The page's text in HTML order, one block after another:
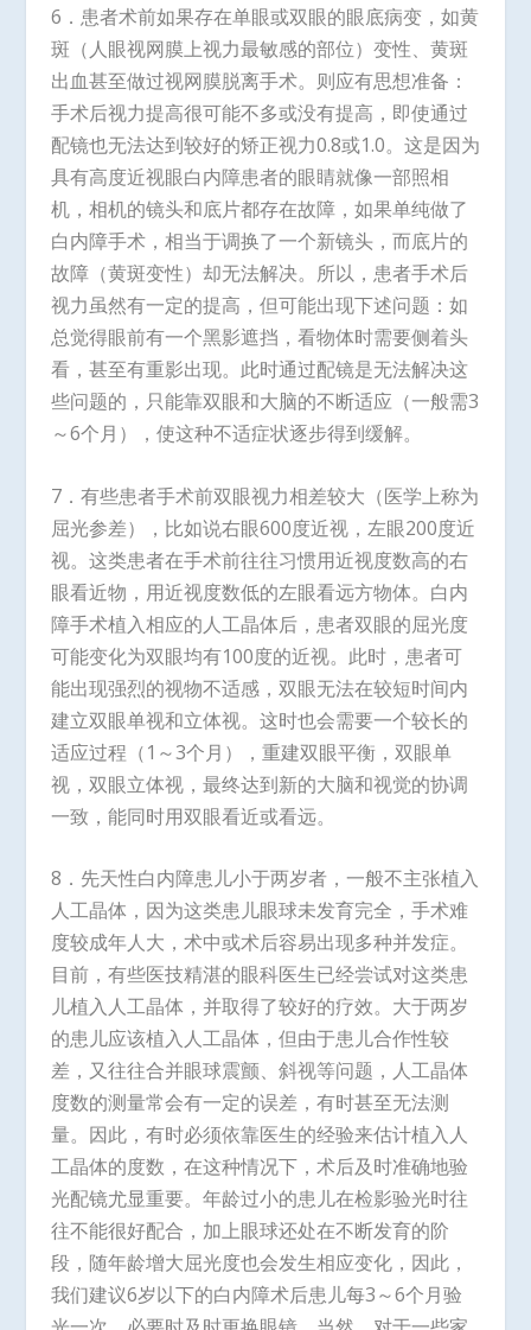
6．患者术前如果存在单眼或双眼的眼底病变，如黄
斑（人眼视网膜上视力最敏感的部位）变性、黄斑
出血甚至做过视网膜脱离手术。则应有思想准备：
手术后视力提高很可能不多或没有提高，即使通过
配镜也无法达到较好的矫正视力0.8或1.0。这是因为
具有高度近视眼白内障患者的眼睛就像一部照相
机，相机的镜头和底片都存在故障，如果单纯做了
白内障手术，相当于调换了一个新镜头，而底片的
故障（黄斑变性）却无法解决。所以，患者手术后
视力虽然有一定的提高，但可能出现下述问题：如
总觉得眼前有一个黑影遮挡，看物体时需要侧着头
看，甚至有重影出现。此时通过配镜是无法解决这
些问题的，只能靠双眼和大脑的不断适应（一般需3
～6个月），使这种不适症状逐步得到缓解。
7．有些患者手术前双眼视力相差较大（医学上称为
屈光参差），比如说右眼600度近视，左眼200度近
视。这类患者在手术前往往习惯用近视度数高的右
眼看近物，用近视度数低的左眼看远方物体。白内
障手术植入相应的人工晶体后，患者双眼的屈光度
可能变化为双眼均有100度的近视。此时，患者可
能出现强烈的视物不适感，双眼无法在较短时间内
建立双眼单视和立体视。这时也会需要一个较长的
适应过程（1～3个月），重建双眼平衡，双眼单
视，双眼立体视，最终达到新的大脑和视觉的协调
一致，能同时用双眼看近或看远。
8．先天性白内障患儿小于两岁者，一般不主张植入
人工晶体，因为这类患儿眼球未发育完全，手术难
度较成年人大，术中或术后容易出现多种并发症。
目前，有些医技精湛的眼科医生已经尝试对这类患
儿植入人工晶体，并取得了较好的疗效。大于两岁
的患儿应该植入人工晶体，但由于患儿合作性较
差，又往往合并眼球震颤、斜视等问题，人工晶体
度数的测量常会有一定的误差，有时甚至无法测
量。因此，有时必须依靠医生的经验来估计植入人
工晶体的度数，在这种情况下，术后及时准确地验
光配镜尤显重要。年龄过小的患儿在检影验光时往
往不能很好配合，加上眼球还处在不断发育的阶
段，随年龄增大屈光度也会发生相应变化，因此，
我们建议6岁以下的白内障术后患儿每3～6个月验